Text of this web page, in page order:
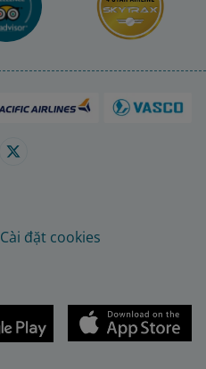
Cài đặt cookies